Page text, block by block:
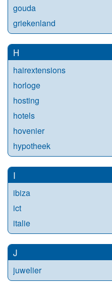
gouda
griekenland
H
hairextensions
horloge
hosting
hotels
hovenier
hypotheek
I
ibiza
ict
italie
J
juwelier